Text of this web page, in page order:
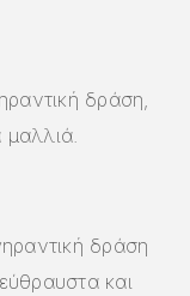
δράση,
μαλλιά.
δράση
και